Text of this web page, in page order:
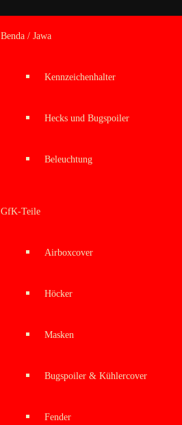
Benda / Jawa
Kennzeichenhalter
Hecks und Bugspoiler
Beleuchtung
GfK-Teile
Airboxcover
Höcker
Masken
Bugspoiler & Kühlercover
Fender